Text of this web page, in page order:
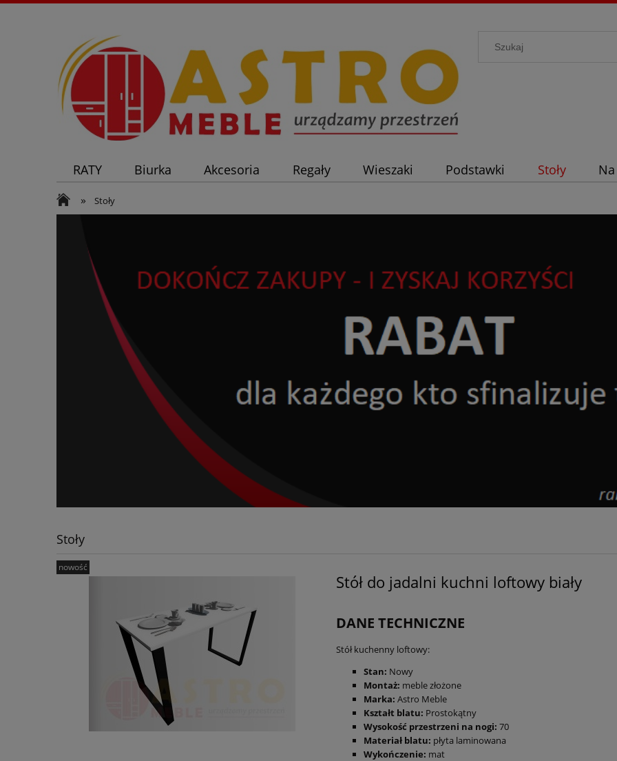
RATY Biurka Akcesoria Regały Wieszaki Podstawki Stoły
» Stoły
Stoły
Stół do jadalni kuchni loftowy biały
DANE TECHNICZNE
Stół kuchenny loftowy:
Stan: Nowy
Montaż: meble złożone
Marka: Astro Meble
Kształt blatu: Prostokątny
Wysokość przestrzeni na nogi: 70
Materiał blatu: płyta laminowana
Wykończenie: mat
nowość